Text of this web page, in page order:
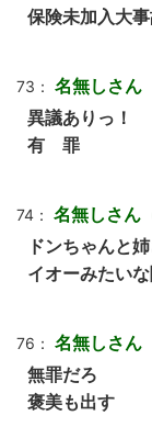
保険未加入大
73： 名無しさん
異議ありっ！
有 罪
74： 名無しさん
ドンちゃんと
イオーみたい
76： 名無しさん
無罪だろ
褒美も出す